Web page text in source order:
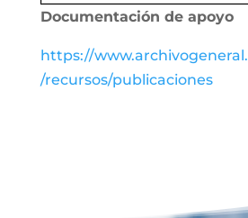
Documentación de apoyo
https://
/recursos/publicaciones